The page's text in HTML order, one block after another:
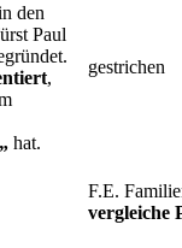
den
Paul
,
„ hat.
gestrichen
F.E.
vergleiche